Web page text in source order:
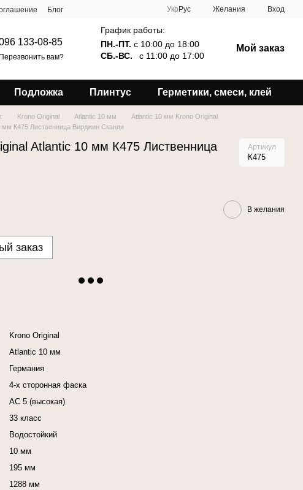
Блог Укр Рус Желания Вход
133-08-85
Перезвонить вам?
График работы:
ПН.-ПТ. с 10:00 до 18:00
СБ.-ВС.
с 11:00 до 17:00
Мой заказ
Подложка Плинтус Герметики, смеси, клей
Krono Original Atlantic 10 мм
Atlantic 10 мм Krono Original
мм К475 Лиственница Вирджин Сканди
Atlantic 10 мм К475 Лиственница
Артикул
К475
В желания
заказ
Krono Original
Atlantic 10 мм
Германия
4-х сторонная фаска
АС 5 (высокая)
33 класс
Водостойкий
10 мм
195 мм
1288 мм